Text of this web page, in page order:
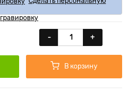
гравировку
- +
В корзину